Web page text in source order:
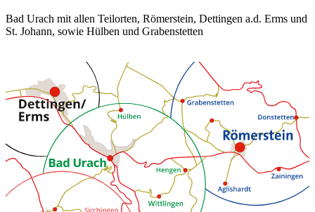
Bad Urach mit allen Teilorten, Römerstein, Dettingen a.d. Erms und
St. Johann, sowie Hülben und Grabenstetten